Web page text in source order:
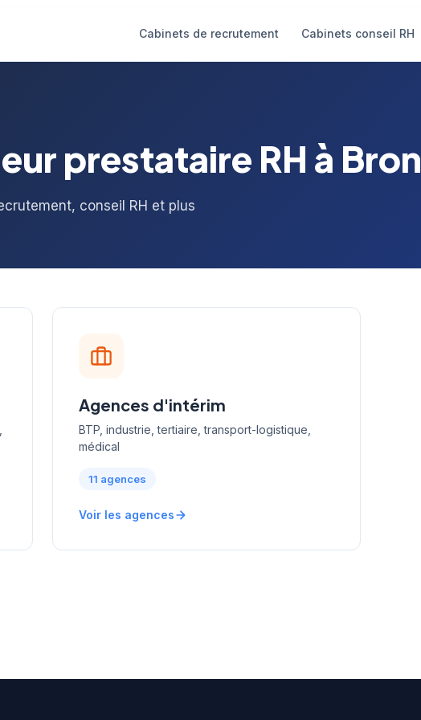
Cabinets de recrutement Cabinets conseil RH
prestataire RH à Bron
conseil RH et plus
Agences d'intérim
BTP, industrie, tertiaire, transport-logistique,
médical
11 agences
Voir les agences